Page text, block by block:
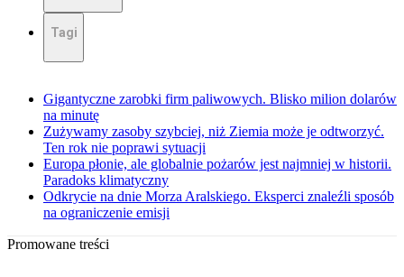
Tagi
Gigantyczne zarobki firm paliwowych. Blisko milion dolarów
na minutę
Zużywamy zasoby szybciej, niż Ziemia może je odtworzyć.
Ten rok nie poprawi sytuacji
Europa płonie, ale globalnie pożarów jest najmniej w historii.
Paradoks klimatyczny
Odkrycie na dnie Morza Aralskiego. Eksperci znaleźli sposób
na ograniczenie emisji
Promowane treści